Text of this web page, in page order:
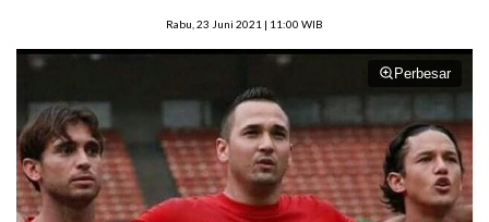
Rabu, 23 Juni 2021 | 11:00 WIB
Perbesar